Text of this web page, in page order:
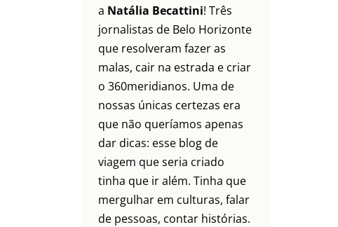
a Natália Becattini! Três
jornalistas de Belo Horizonte
que resolveram fazer as
malas, cair na estrada e criar
o 360meridianos. Uma de
nossas únicas certezas era
que não queríamos apenas
dar dicas: esse blog de
viagem que seria criado
tinha que ir além. Tinha que
mergulhar em culturas, falar
de pessoas, contar histórias.